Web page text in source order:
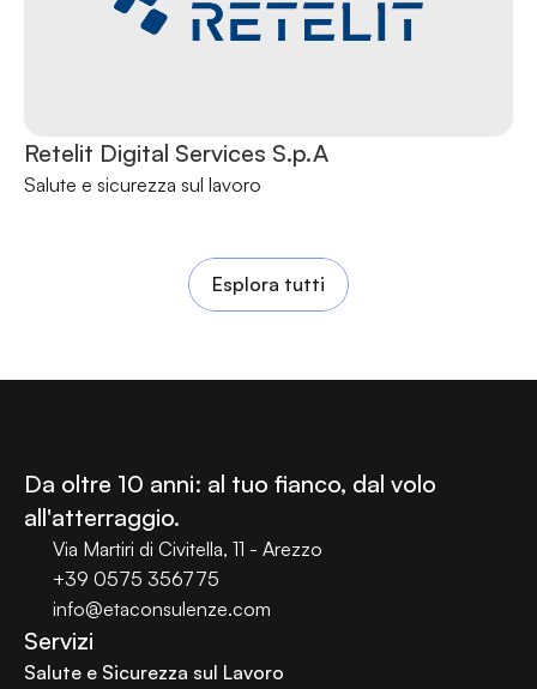
Retelit Digital Services S.p.A
Salute e sicurezza sul lavoro
Esplora tutti
Da oltre 10 anni: al tuo fianco, dal volo
all'atterraggio.
Via Martiri di Civitella, 11 - Arezzo
+39 0575 356775
info@etaconsulenze.com
Servizi
Salute e Sicurezza sul Lavoro